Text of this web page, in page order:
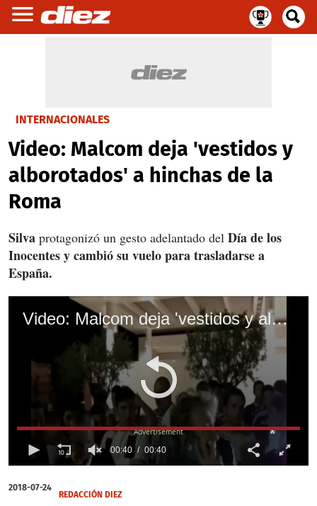
INTERNACIONALES
Video: Malcom deja 'vestidos y
alborotados' a hinchas de la
Roma
Silva protagonizó un gesto adelantado del Día de los
Inocentes y cambió su vuelo para trasladarse a
España.
Video: Malcom deja 'vestidos y alborotados' a hinchas de la Roma
of
40
00:40 00:40
X
2018-07-24
REDACCIÓN DIEZ